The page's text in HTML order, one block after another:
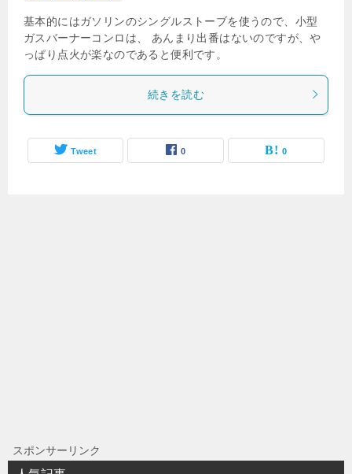
基本的にはガソリンのシングルストーブを使うので、小型
ガスバーナーコンロは、 あんまり出番はないのですが、や
っぱり点火が楽なのであると便利です。
続きを読む
Tweet 0 0
スポンサーリンク